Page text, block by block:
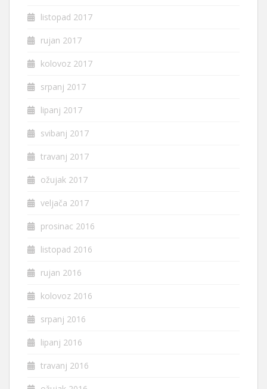
listopad 2017
rujan 2017
kolovoz 2017
srpanj 2017
lipanj 2017
svibanj 2017
travanj 2017
ožujak 2017
veljača 2017
prosinac 2016
listopad 2016
rujan 2016
kolovoz 2016
srpanj 2016
lipanj 2016
travanj 2016